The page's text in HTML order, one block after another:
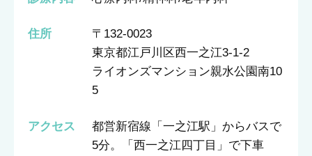
住所
〒132-0023
東京都江戸川区西一之江3-1-2
ライオンズマンション親水公園南10
5
アクセス
都営新宿線「一之江駅」からバスで
5分。「西一之江四丁目」で下車